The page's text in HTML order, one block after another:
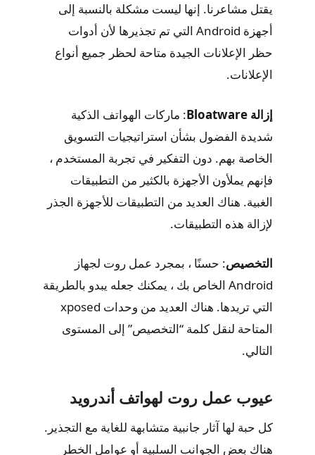
يقتل مشاعرنا. إنها ليست مشكلة بالنسبة إلى
أجهزة Android التي تم تجذيرها لأن أدوات
حظر الإعلانات الجيدة متاحة لحظر جميع أنواع
الإعلانات.
إزالة Bloatware
: ماركات الهواتف الذكية
شديدة الفضول بشأن استراتيجيات التسويق
الخاصة بهم. دون التفكير في تجربة المستخدم ،
فإنهم يملأون الأجهزة بالكثير من التطبيقات
الغبية. هناك العديد من التطبيقات للأجهزة الجذر
لإزالة هذه التطبيقات.
التخصيص: حسنًا ، بمجرد عمل روت لجهاز
Android الخاص بك ، يمكنك جعله يبدو بالطريقة
التي تريدها. هناك العديد من وحدات xposed
المتاحة لنقل كلمة “التخصيص” إلى المستوى
التالي.
عيوب عمل روت لهواتف أندرويد
كل حبة لها آثار جانبية متشابهة للغاية مع التجذير.
هناك بعض الجوانب السلبية أو عوامل الخطر